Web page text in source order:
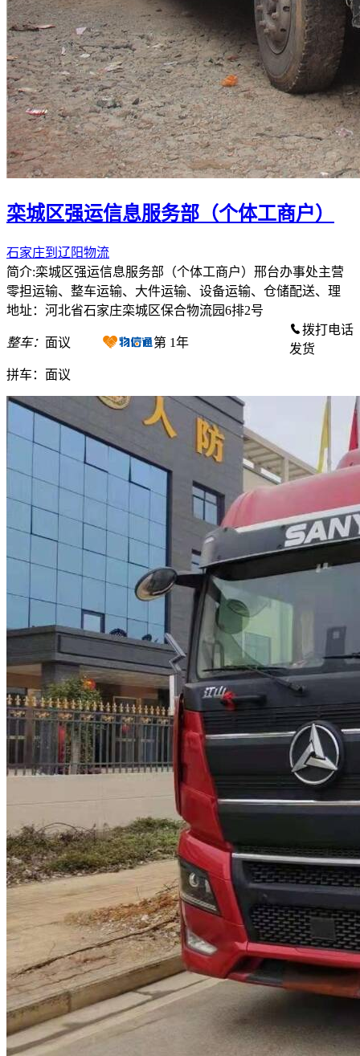
栾城区强运信息服务部（个体工商户）
石家庄到辽阳物流
简介:栾城区强运信息服务部（个体工商户）邢台办事处主营
零担运输、整车运输、大件运输、设备运输、仓储配送、理
地址：河北省石家庄栾城区保合物流园6排2号
整车： 面议
拼车： 面议
第 1年
拨打电话
发货